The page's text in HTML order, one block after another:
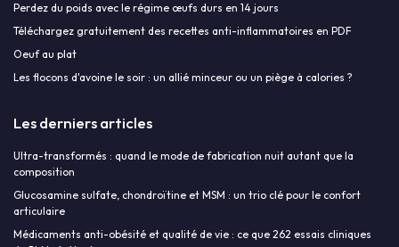
Perdez du poids avec le régime œufs durs en 14 jours
Téléchargez gratuitement des recettes anti-inflammatoires en PDF
Oeuf au plat
Les flocons d'avoine le soir : un allié minceur ou un piège à calories ?
Les derniers articles
Ultra-transformés : quand le mode de fabrication nuit autant que la
composition
Glucosamine sulfate, chondroïtine et MSM : un trio clé pour le confort
articulaire
Médicaments anti-obésité et qualité de vie : ce que 262 essais cliniques